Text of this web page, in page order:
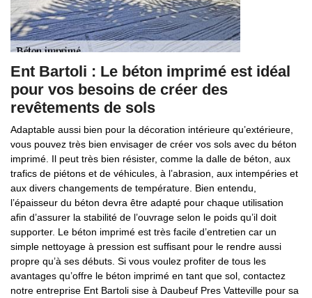
Ent Bartoli : Le béton imprimé est idéal
pour vos besoins de créer des
revêtements de sols
Adaptable aussi bien pour la décoration intérieure qu’extérieure,
vous pouvez très bien envisager de créer vos sols avec du béton
imprimé. Il peut très bien résister, comme la dalle de béton, aux
trafics de piétons et de véhicules, à l’abrasion, aux intempéries et
aux divers changements de température. Bien entendu,
l’épaisseur du béton devra être adapté pour chaque utilisation
afin d’assurer la stabilité de l’ouvrage selon le poids qu’il doit
supporter. Le béton imprimé est très facile d’entretien car un
simple nettoyage à pression est suffisant pour le rendre aussi
propre qu’à ses débuts. Si vous voulez profiter de tous les
avantages qu’offre le béton imprimé en tant que sol, contactez
notre entreprise Ent Bartoli sise à Daubeuf Pres Vatteville pour sa